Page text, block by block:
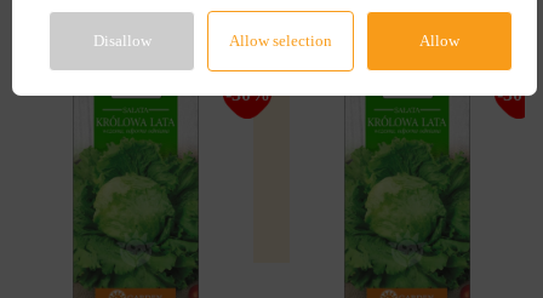
-30% -30%
Disallow Allow selection Allow